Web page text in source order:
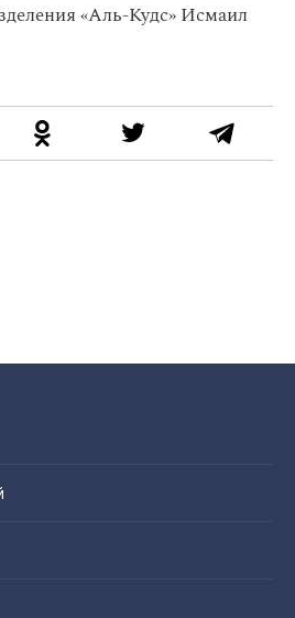
«Аль-Кудс» Исмаил